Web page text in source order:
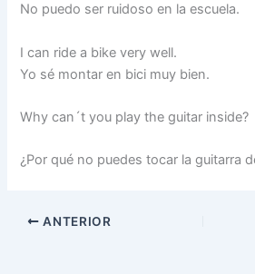
No puedo ser ruidoso en la escuela.
I can ride a bike very well.
Yo sé montar en bici muy bien.
Why can´t you play the guitar inside?
¿Por qué no puedes tocar la guitarra
ANTERIOR